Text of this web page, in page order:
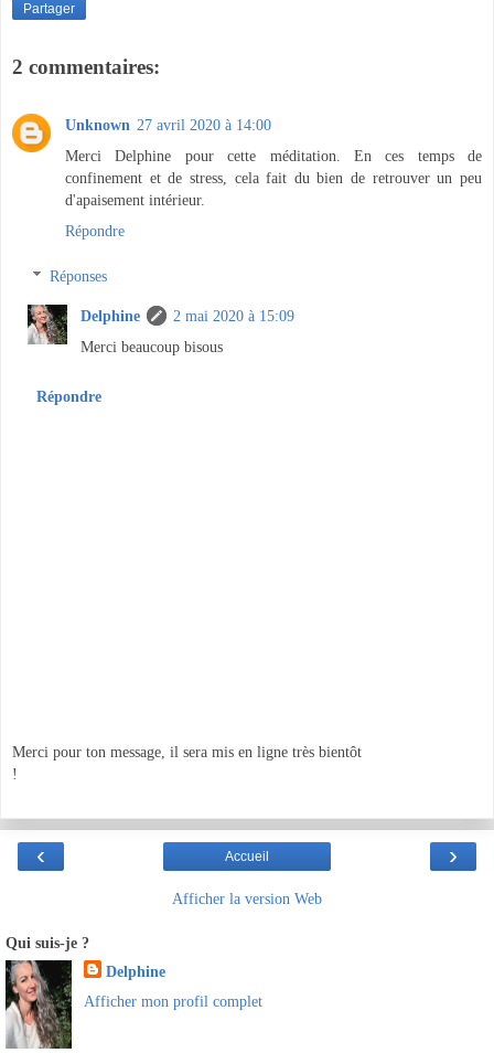
Partager
2 commentaires:
Unknown 27 avril 2020 à 14:00
Merci Delphine pour cette méditation. En ces temps de
confinement et de stress, cela fait du bien de retrouver un peu
d'apaisement intérieur.
Répondre
Réponses
Delphine
2 mai 2020 à 15:09
Merci beaucoup bisous
Répondre
Merci pour ton message, il sera mis en ligne très bientôt
!
‹ ›
Accueil
Afficher la version Web
Qui suis-je ?
Delphine
Afficher mon profil complet